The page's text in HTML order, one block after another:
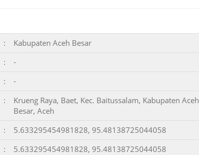
:
Kabupaten Aceh Besar
:
-
:
-
:
Krueng Raya, Baet, Kec. Baitussalam, Kabupaten Aceh
Besar, Aceh
:
5.633295454981828, 95.48138725044058
:
5.633295454981828, 95.48138725044058